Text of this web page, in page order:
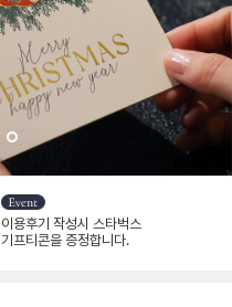
이용후기 작성시 스타벅스
기프티콘을 증정합니다.